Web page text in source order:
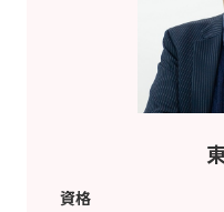
資格